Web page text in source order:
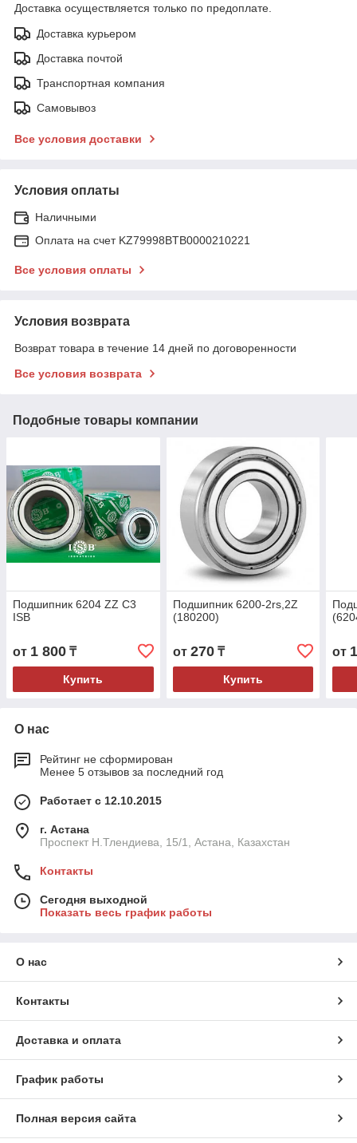
Доставка осуществляется только по предоплате.
Доставка курьером
Доставка почтой
Транспортная компания
Самовывоз
Все условия доставки
Условия оплаты
Наличными
Оплата на счет KZ79998BTB0000210221
Все условия оплаты
Условия возврата
Возврат товара в течение 14 дней по договоренности
Все условия возврата
Подобные товары компании
Подшипник 6204 ZZ C3
ISB
от 1 800 ₸
Купить
Подшипник 6200-2rs,2Z
(180200)
от 270₸
Купить
от
О нас
Рейтинг не сформирован
Менее 5 отзывов за последний год
Работает с 12.10.2015
г. Астана
Проспект Н.Тлендиева, 15/1, Астана, Казахстан
Контакты
Сегодня выходной
Показать весь график работы
О нас
Контакты
Доставка и оплата
График работы
Полная версия сайта